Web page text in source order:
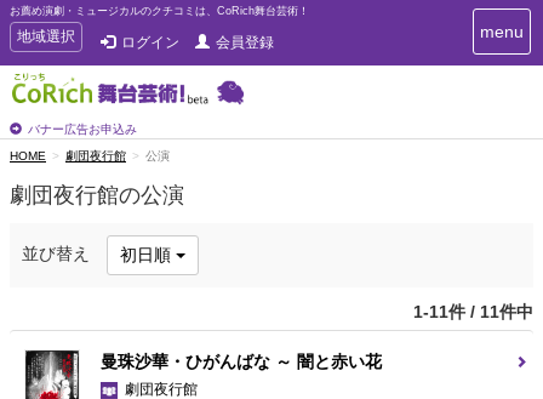
お薦め演劇・ミュージカルのクチコミは、CoRich舞台芸術！
T
o
g
g
e
n
v
a
地域選択 ログイン 会員登録
バナー広告お申込み
T
o
t
menu
HOME 劇団夜行館 公演
劇団夜行館の公演
並び替え 初日順
1-11件 / 11件中
曼珠沙華・ひがんばな ～ 闇と赤い花
劇団夜行館